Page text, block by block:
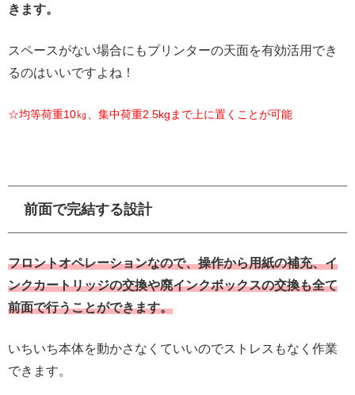
きます。
スペースがない場合にもプリンターの天面を有効活用でき
るのはいいですよね！
☆均等荷重10㎏、集中荷重2.5kgまで上に置くことが可能
前面で完結する設計
フロントオペレーションなので、操作から用紙の補充、イ
ンクカートリッジの交換や廃インクボックスの交換も全て
前面で行うことができます。
いちいち本体を動かさなくていいのでストレスもなく作業
できます。